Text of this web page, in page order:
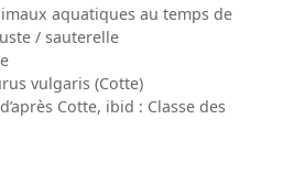
aquatiques au temps de
/ sauterelle
vulgaris (Cotte)
Cotte, ibid : Classe des